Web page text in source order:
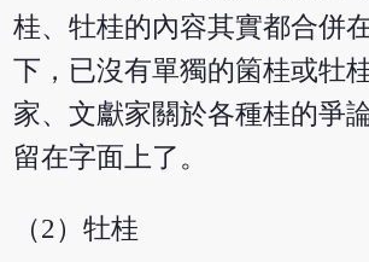
桂、牡桂的內容其實都合併
下，已沒有單獨的箘桂或牡
家、文獻家關於各種桂的爭
留在字面上了。
（2）牡桂